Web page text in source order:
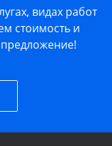
видах работ
стоимость и